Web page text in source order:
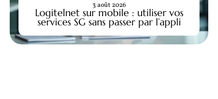
Logitelnet sur mobile : utiliser vos
services SG sans passer par l’appli
3 août 2026